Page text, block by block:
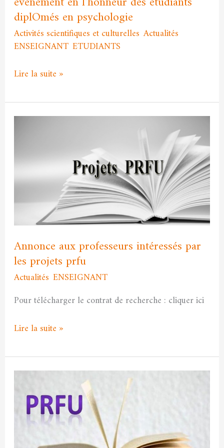
diplOmés en psychologie
Activités scientifiques et culturelles ,Actualités
ENSEIGNANT, ETUDIANTS
Lire la suite »
Annonce aux professeurs intéressés par
les projets prfu
Actualités ENSEIGNANT/
Pour télécharger le contrat de recherche : cliquer ici
intéressés
par
prfu
Lire la suite »
session